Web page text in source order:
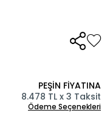
PEŞİN FİYATINA
8.478 TL x 3 Taksit
Ödeme Seçenekleri